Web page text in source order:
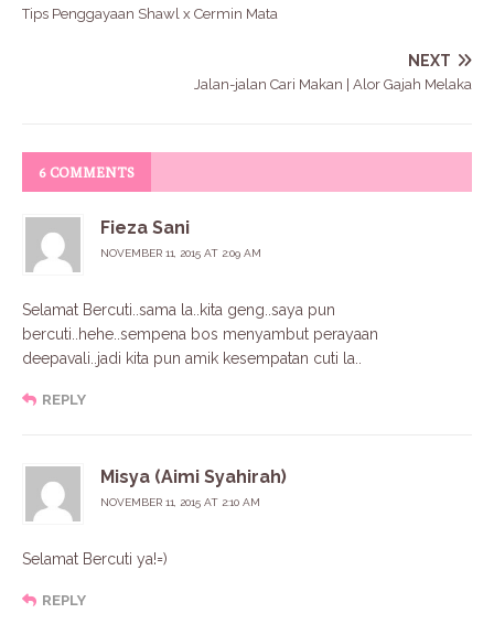
Tips Penggayaan Shawl x Cermin Mata
NEXT
Jalan-jalan Cari Makan | Alor Gajah Melaka
6 COMMENTS
Fieza Sani
NOVEMBER 11, 2015 AT 2:09 AM
Selamat Bercuti..sama la..kita geng..saya pun
bercuti..hehe..sempena bos menyambut perayaan
deepavali..jadi kita pun amik kesempatan cuti la..
REPLY
Misya (Aimi Syahirah)
NOVEMBER 11, 2015 AT 2:10 AM
Selamat Bercuti ya!=)
REPLY